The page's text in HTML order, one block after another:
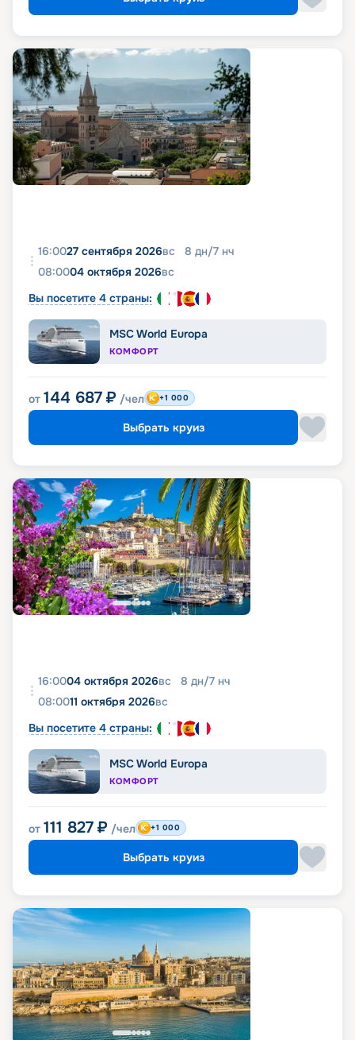
16:0027 сентября 2026вс 8 дн/7 нч
08:0004 октября 2026вс
Вы посетите 4 страны:
MSC World Europa
КОМФОРТ
от 144 687 ₽ /чел +1 000
Выбрать круиз
16:0004 октября 2026вс 8 дн/7 нч
08:0011 октября 2026вс
Вы посетите 4 страны:
MSC World Europa
КОМФОРТ
от 111 827 ₽ /чел +1 000
Выбрать круиз